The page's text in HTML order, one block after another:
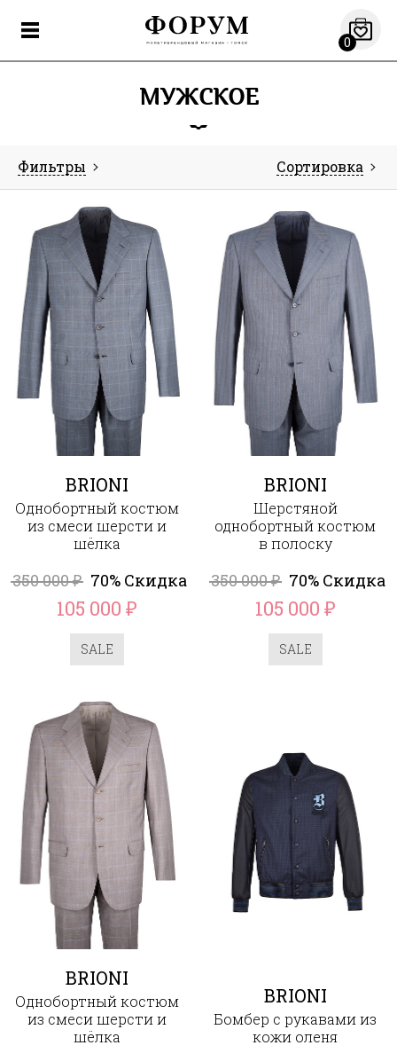
0
МУЖСКОЕ
Фильтры Сортировка
BRIONI
Однобортный костюм
из смеси шерсти и
шёлка
350 000₽ 70% Скидка
105 000₽
SALE
BRIONI
Шерстяной
однобортный костюм
в полоску
350 000₽ 70% Скидка
105 000 ₽
SALE
BRIONI
Однобортный костюм
из смеси шерсти и
шёлка
BRIONI
Бомбер с рукавами из
кожи оленя